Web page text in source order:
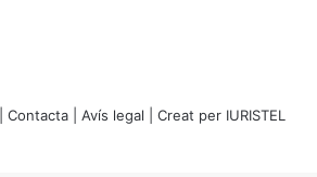
Contacta Avís legal | Creat per IURISTEL